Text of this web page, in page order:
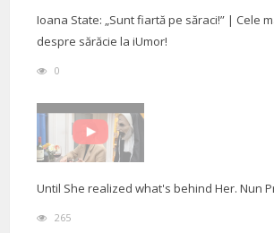
Ioana State: „Sunt fiartă pe săraci!” | Cele
despre sărăcie la iUmor!
0
Until She realized what's behind Her. Nun
265